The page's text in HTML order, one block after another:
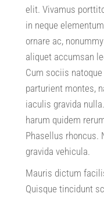
elit.Vivamus
in neque
ornare ac,
aliquet accumsan
Cum sociis
parturient montes,
iaculis gravida nulla.
harum quidem
Phasellus rhoncus.
gravida vehicula.
Mauris dictum
Quisque tincidunt